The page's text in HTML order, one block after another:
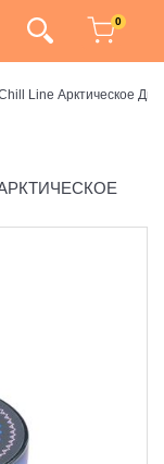
0
Line Арктическое
АРКТИЧЕСКОЕ